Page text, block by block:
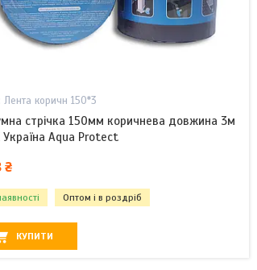
Лента коричн 150*3
стрічка 150мм коричнева довжина 3м
Україна Aqua Protect
₴
Оптом і в роздріб
КУПИТИ